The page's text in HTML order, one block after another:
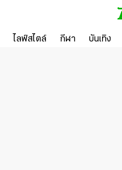
ไลฟ์สไตล์ กีฬา บันเทิง